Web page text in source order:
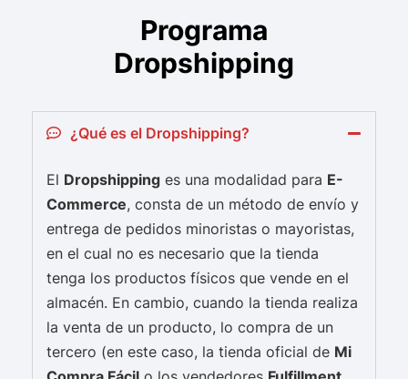
Programa
Dropshipping
¿Qué es el Dropshipping?
El Dropshipping es una modalidad para E-
Commerce, consta de un método de envío y
entrega de pedidos minoristas o mayoristas,
en el cual no es necesario que la tienda
tenga los productos físicos que vende en el
almacén. En cambio, cuando la tienda realiza
la venta de un producto, lo compra de un
tercero (en este caso, la tienda oficial de Mi